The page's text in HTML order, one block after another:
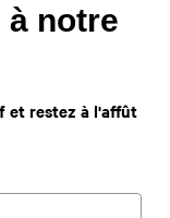
notre
et restez à l'affût